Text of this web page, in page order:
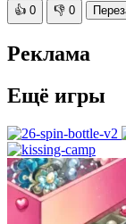
👍 0 👎 0
Реклама
Ещё игры